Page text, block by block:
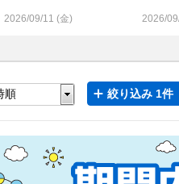
2026/09/11 (金) 2026/
絞り込み 1件